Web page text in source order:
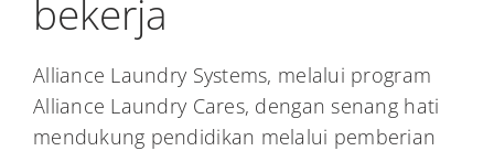
bekerja
Alliance Laundry Systems, melalui program
Alliance Laundry Cares, dengan senang hati
mendukung pendidikan melalui pemberian